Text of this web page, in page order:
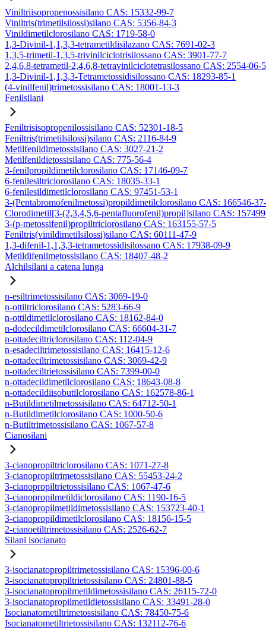
Viniltriisopropenossisilano CAS: 15332-99-7
Viniltris(trimetilsilossi)silano CAS: 5356-84-3
Vinildimetilclorosilano CAS: 1719-58-0
1,3-Divinil-1,1,3,3-tetrametildisilazano CAS: 7691-02-3
1,3,5-trimetil-1,3,5-trivinilciclotrisilossano CAS: 3901-77-7
2,4,6,8-tetrametil-2,4,6,8-tetravinilciclotetrasilossano CAS: 2554-06-5
1,3-Divinil-1,1,3,3-Tetrametossidisilossano CAS: 18293-85-1
(4-vinilfenil)trimetossisilano CAS: 18001-13-3
Fenilsilani
Feniltrisisopropenilossisilano CAS: 52301-18-5
Feniltris(trimetilsilossi)silano CAS: 2116-84-9
Metilfenildimetossisilano CAS: 3027-21-2
Metilfenildietossisilano CAS: 775-56-4
3-fenilpropildimetilclorosilano CAS: 17146-09-7
6-fenilesiltriclorosilano CAS: 18035-33-1
6-fenilesildimetilclorosilano CAS: 97451-53-1
3-(Pentabromofenilmetossi)propildimetilclorosilano CAS: 166546-
Clorodimetil[3-(2,3,4,5,6-pentafluorofenil)propil]silano CAS:
3-(p-metossifenil)propiltriclorosilano CAS: 163155-57-5
Feniltris(vinildimetilsilossi)silano CAS: 60111-47-9
1,3-difenil-1,1,3,3-tetrametossidisilossano CAS: 17938-09-9
Metildifenilmetossisilano CAS: 18407-48-2
Alchilsilani a catena lunga
n-esiltrimetossisilano CAS: 3069-19-0
n-ottiltriclorosilano CAS: 5283-66-9
n-ottildimetilclorosilano CAS: 18162-84-0
n-dodecildimetilclorosilano CAS: 66604-31-7
n-ottadeciltriclorosilano CAS: 112-04-9
n-esadeciltrimetossisilano CAS: 16415-12-6
n-ottadeciltrimetossisilano CAS: 3069-42-9
n-ottadeciltrietossisilano CAS: 7399-00-0
n-ottadecildimetilclorosilano CAS: 18643-08-8
n-ottadecildiisobutilclorosilano CAS: 162578-86-1
n-Butildimetilmetossisilano CAS: 64712-50-1
n-Butildimetilclorosilano CAS: 1000-50-6
n-Butiltrimetossisilano CAS: 1067-57-8
Cianosilani
3-cianopropiltriclorosilano CAS: 1071-27-8
3-cianopropiltrimetossisilano CAS: 55453-24-2
3-cianopropiltrietossisilano CAS: 1067-47-6
3-cianopropilmetildiclorosilano CAS: 1190-16-5
3-cianopropilmetildimetossisilano CAS: 153723-40-1
3-cianopropildimetilclorosilano CAS: 18156-15-5
2-cianoetiltrimetossisilano CAS: 2526-62-7
Silani isocianato
3-isocianatopropiltrimetossisilano CAS: 15396-00-6
3-isocianatopropiltrietossisilano CAS: 24801-88-5
3-isocianatopropilmetildimetossisilano CAS: 26115-72-0
3-isocianatopropilmetildietossisilano CAS: 33491-28-0
Isocianatometiltrimetossisilano CAS: 78450-75-6
Isocianatometiltrietossisilano CAS: 132112-76-6